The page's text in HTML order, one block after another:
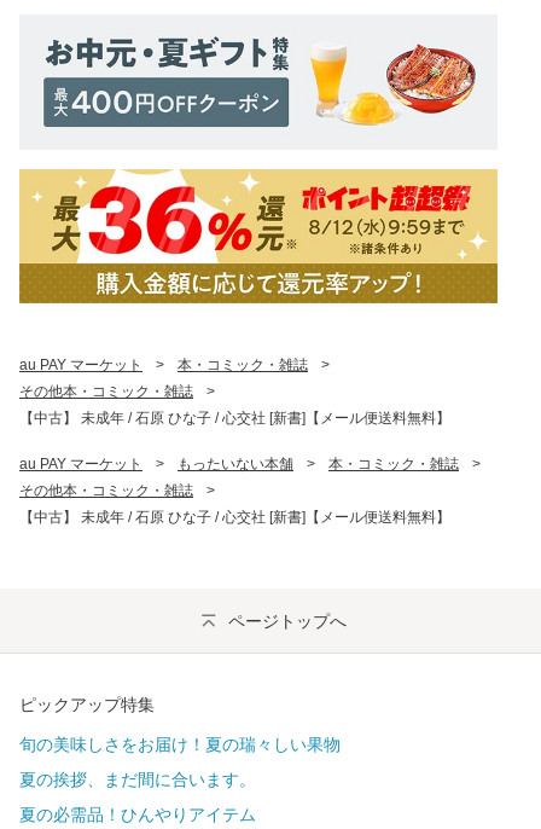
au PAY マーケット > 本・コミック・雑誌
>
その他本・コミック・雑誌
>
【中古】 未成年 / 石原 ひな子 / 心交社 [新書]【メール便送料無料】
au PAY マーケット > もったいない本舗 > 本・コミック・雑誌
>
その他本・コミック・雑誌
>
【中古】 未成年 / 石原 ひな子 / 心交社 [新書]【メール便送料無料】
ページトップへ
ピックアップ特集
旬の美味しさをお届け！夏の瑞々しい果物
夏の挨拶、まだ間に合います。
夏の必需品！ひんやりアイテム